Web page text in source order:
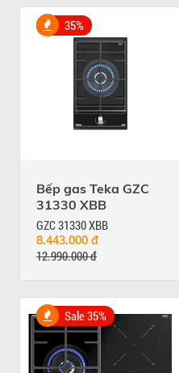
35%
Bếp gas Teka GZC
31330 XBB
GZC 31330 XBB
8.443.000 đ
12.990.000 đ
Sale 35%